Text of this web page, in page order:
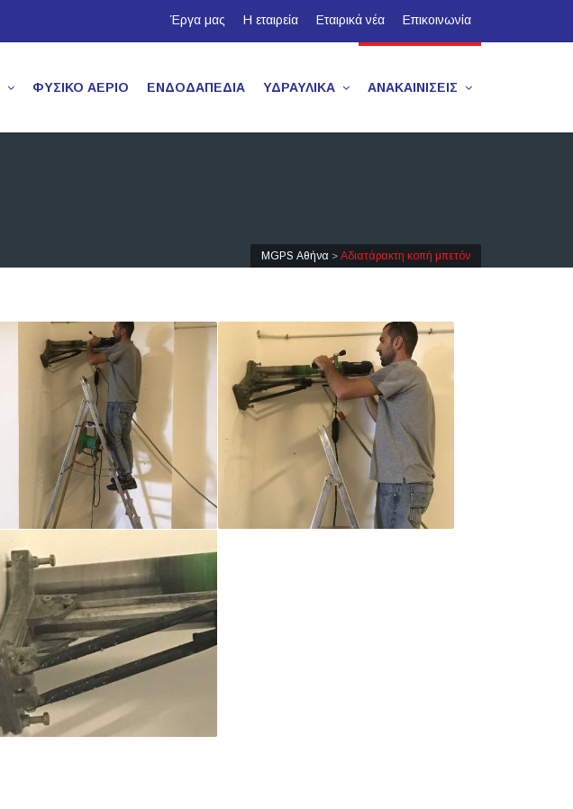
Έργα μας Η εταιρεία Εταιρικά νέα Επικοινωνία
ΦΥΣΙΚΌ ΑΈΡΙΟ ΕΝΔΟΔΑΠΈΔΙΑ ΥΔΡΑΥΛΙΚΆ ΑΝΑΚΑΙΝΊΣΕΙΣ
MGPS Αθήνα > Αδιατάρακτη κοπή μπετόν